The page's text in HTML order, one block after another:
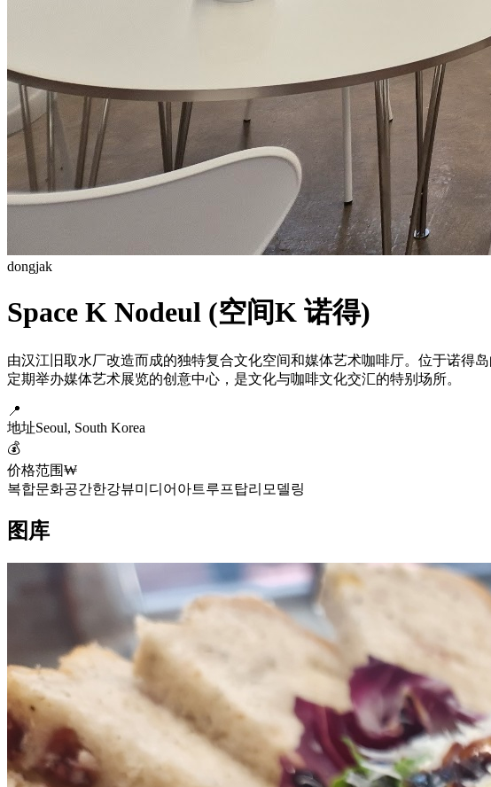
dongjak
Space K Nodeul (空间K 诺得)
由汉江旧取水厂改造而成的独特复合文化空间和媒体艺术咖啡厅。位于诺得
定期举办媒体艺术展览的创意中心，是文化与咖啡文化交汇的特别场所。
📍
地址Seoul, South Korea
💰
价格范围₩
복합문화공간한강뷰미디어아트루프탑리모델링
图库